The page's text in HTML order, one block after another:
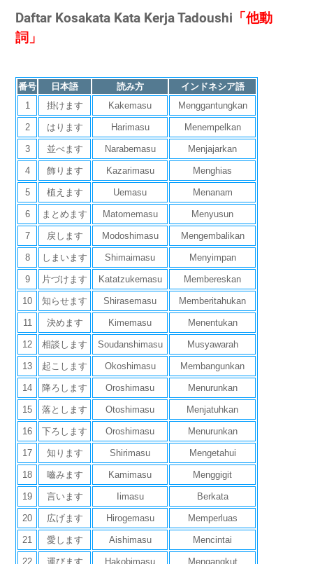
Daftar Kosakata Kata KerjaTadoushi 「他動
詞」
番号 日本語 読み方
インドネシア語
1
掛けます Kakemasu Menggantungkan
2 はります Harimasu Menempelkan
3 並べます Narabemasu Menjajarkan
4 飾ります Kazarimasu Menghias
5 植えます Uemasu Menanam
6 まとめます Matomemasu Menyusun
7 戻します Modoshimasu Mengembalikan
8 しまいます Shimaimasu Menyimpan
9 片づけます Katatzukemasu Membereskan
10 知らせます Shirasemasu Memberitahukan
11 決めます Kimemasu Menentukan
12 相談します Soudanshimasu Musyawarah
13 起こします Okoshimasu Membangunkan
14 降ろします Oroshimasu Menurunkan
15 落とします Otoshimasu Menjatuhkan
16 下ろします Oroshimasu Menurunkan
17 知ります Shirimasu Mengetahui
18 嚙みます Kamimasu Menggigit
19 言います Iimasu Berkata
20 広げます Hirogemasu Memperluas
21 愛します Aishimasu Mencintai
22 運びます Hakobimasu Mengangkut